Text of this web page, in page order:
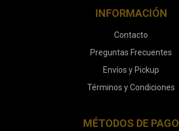
INFORMACIÓN
Contacto
Preguntas Frecuentes
Envíos y Pickup
Términos y Condiciones
MÉTODOS DE PAGO